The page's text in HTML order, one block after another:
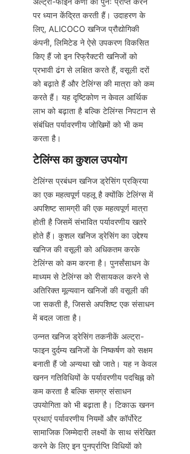
पर ध्यान केंद्रित करती हैं। उदाहरण के
लिए, ALICOCO खनिज प्रौद्योगिकी
कंपनी, लिमिटेड ने ऐसे उपकरण विकसित
किए हैं जो इन रिफ्रैक्टरी खनिजों को
प्रभावी ढंग से लक्षित करते हैं, वसूली दरों
को बढ़ाते हैं और टेलिंग्स की मात्रा को कम
करते हैं। यह दृष्टिकोण न केवल आर्थिक
लाभ को बढ़ाता है बल्कि टेलिंग्स निपटान से
संबंधित पर्यावरणीय जोखिमों को भी कम
टेलिंग्स प्रबंधन खनिज ड्रेसिंग प्रक्रिया
का एक महत्वपूर्ण पहलू है क्योंकि टेलिंग्स में
अपशिष्ट सामग्री की एक महत्वपूर्ण मात्रा
होती है जिसमें संभावित पर्यावरणीय खतरे
होते हैं। कुशल खनिज ड्रेसिंग का उद्देश्य
खनिज की वसूली को अधिकतम करके
टेलिंग्स को कम करना है। पुनर्संसाधन के
माध्यम से टेलिंग्स को रीसायकल करने से
अतिरिक्त मूल्यवान खनिजों की वसूली की
जा सकती है, जिससे अपशिष्ट एक संसाधन
उन्नत खनिज ड्रेसिंग तकनीकें अल्ट्रा-
फाइन दुर्दम्य खनिजों के निष्कर्षण को सक्षम
बनाती हैं जो अन्यथा खो जाते। यह न केवल
खनन गतिविधियों के पर्यावरणीय पदचिह्न को
कम करता है बल्कि समग्र संसाधन
उपयोगिता को भी बढ़ाता है। टिकाऊ खनन
प्रथाएं पर्यावरणीय नियमों और कॉर्पोरेट
सामाजिक जिम्मेदारी लक्ष्यों के साथ संरेखित
करने के लिए इन पुनर्प्राप्ति विधियों को